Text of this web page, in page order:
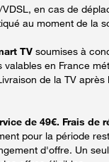
en cas de
au moment de la
TV soumises à
valables en France
de la TV
de 49€. Frais de
pour la période
d'offre. Un